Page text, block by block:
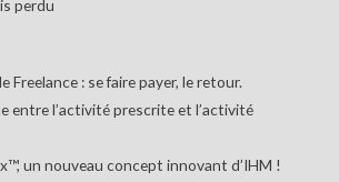
perdu
Freelance : se faire payer, le retour.
entre l’activité prescrite et l’activité
un nouveau concept innovant d’IHM !